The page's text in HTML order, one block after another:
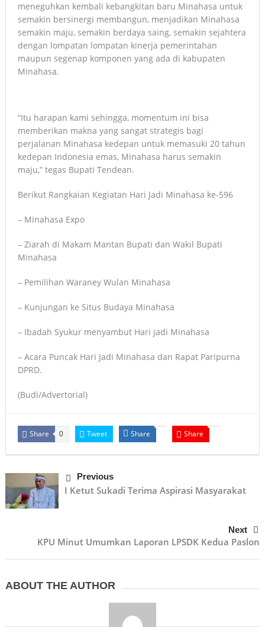
meneguhkan kembali kebangkitan baru Minahasa untuk
semakin bersinergi membangun, menjadikan Minahasa
semakin maju, semakin berdaya saing, semakin sejahtera
dengan lompatan lompatan kinerja pemerintahan
maupun segenap komponen yang ada di kabupaten
Minahasa.
“Itu harapan kami sehingga, momentum ini bisa
memberikan makna yang sangat strategis bagi
perjalanan Minahasa kedepan untuk memasuki 20 tahun
kedepan Indonesia emas, Minahasa harus semakin
maju,” tegas Bupati Tendean.
Berikut Rangkaian Kegiatan Hari Jadi Minahasa ke-596
– Minahasa Expo
– Ziarah di Makam Mantan Bupati dan Wakil Bupati
Minahasa
– Pemilihan Waraney Wulan Minahasa
– Kunjungan ke Situs Budaya Minahasa
– Ibadah Syukur menyambut Hari jadi Minahasa
– Acara Puncak Hari Jadi Minahasa dan Rapat Paripurna
DPRD.
(Budi/Advertorial)
Share 0 Tweet Share Share
Previous
I Ketut Sukadi Terima Aspirasi Masyarakat
Next
KPU Minut Umumkan Laporan LPSDK Kedua Paslon
ABOUT THE AUTHOR